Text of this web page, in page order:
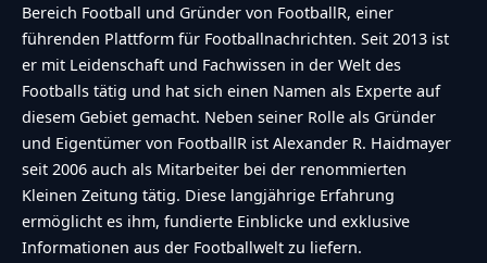
Bereich Football und Gründer von FootballR, einer
führenden Plattform für Footballnachrichten. Seit 2013 ist
er mit Leidenschaft und Fachwissen in der Welt des
Footballs tätig und hat sich einen Namen als Experte auf
diesem Gebiet gemacht. Neben seiner Rolle als Gründer
und Eigentümer von FootballR ist Alexander R. Haidmayer
seit 2006 auch als Mitarbeiter bei der renommierten
Kleinen Zeitung tätig. Diese langjährige Erfahrung
ermöglicht es ihm, fundierte Einblicke und exklusive
Informationen aus der Footballwelt zu liefern.